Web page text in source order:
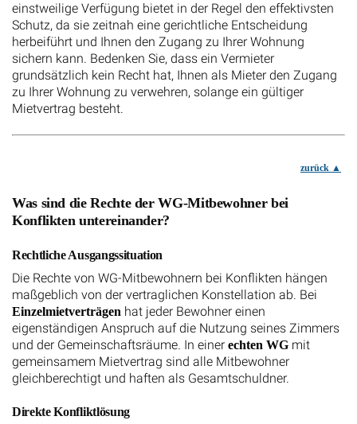
einstweilige Verfügung bietet in der Regel den effektivsten
Schutz, da sie zeitnah eine gerichtliche Entscheidung
herbeiführt und Ihnen den Zugang zu Ihrer Wohnung
sichern kann. Bedenken Sie, dass ein Vermieter
grundsätzlich kein Recht hat, Ihnen als Mieter den Zugang
zu Ihrer Wohnung zu verwehren, solange ein gültiger
Mietvertrag besteht.
zurück
Was sind die Rechte der WG-Mitbewohner bei
Konflikten untereinander?
Rechtliche Ausgangssituation
Die Rechte von WG-Mitbewohnern bei Konflikten hängen
maßgeblich von der vertraglichen Konstellation ab. Bei
Einzelmietverträgen hat jeder Bewohner einen
eigenständigen Anspruch auf die Nutzung seines Zimmers
und der Gemeinschaftsräume. In einer echten WG mit
gemeinsamem Mietvertrag sind alle Mitbewohner
gleichberechtigt und haften als Gesamtschuldner.
Direkte Konfliktlösung